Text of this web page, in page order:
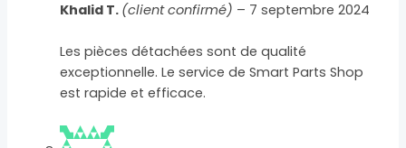
Khalid T. (client confirmé) – 7 septembre 2024
Les pièces détachées sont de qualité
exceptionnelle. Le service de Smart Parts Shop
est rapide et efficace.